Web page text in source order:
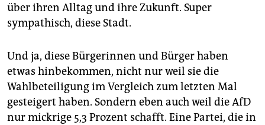
über ihren Alltag und ihre Zukunft. Super
sympathisch, diese Stadt.
Und ja, diese Bürgerinnen und Bürger haben
etwas hinbekommen, nicht nur weil sie die
Wahlbeteiligung im Vergleich zum letzten Mal
gesteigert haben. Sondern eben auch weil die AfD
nur mickrige 5,3 Prozent schafft. Eine Partei, die in